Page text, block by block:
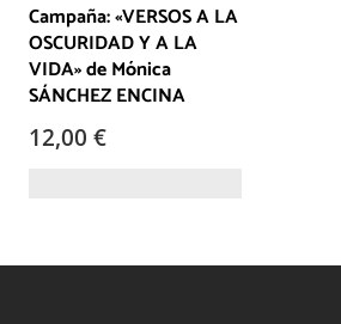
Campaña: «VERSOS A LA
OSCURIDAD Y A LA
VIDA» de Mónica
SÁNCHEZ ENCINA
12,00 €